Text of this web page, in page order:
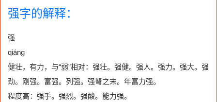
强字的解释：
强
qiáng
健壮，有力，与“弱”相对：强壮。强健。强人。强力。强大。强
劲。刚强。富强。列强。强弩之末。年富力强。
程度高：强手。强烈。强酸。能力强。